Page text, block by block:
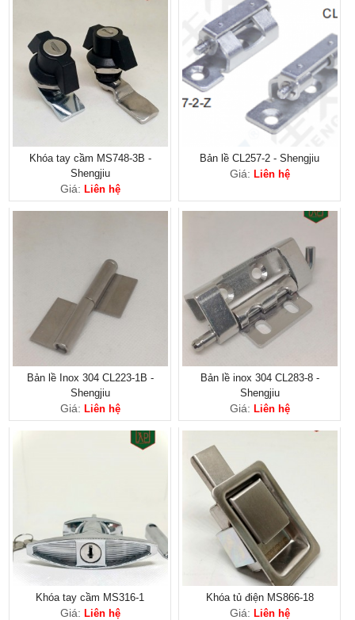
Khóa tay cầm MS748-3B -
Shengjiu
Giá: Liên hệ
Bản lề CL257-2 - Shengjiu
Giá: Liên hệ
Bản lề Inox 304 CL223-1B -
Shengjiu
Giá: Liên hệ
Bản lề inox 304 CL283-8 -
Shengjiu
Giá: Liên hệ
Khóa tay cầm MS316-1
Giá: Liên hệ
Khóa tủ điện MS866-18
Giá: Liên hệ